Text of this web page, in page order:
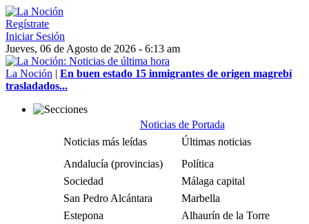
Regístrate
Iniciar Sesión
Jueves, 06 de Agosto de 2026 - 6:13 am
La Noción | En buen estado 15 inmigrantes de origen magrebí
trasladados...
Noticias de Portada
Noticias más leídas
Últimas noticias
Andalucía (provincias)
Política
Sociedad
Málaga capital
San Pedro Alcántara
Marbella
Estepona
Alhaurín de la Torre